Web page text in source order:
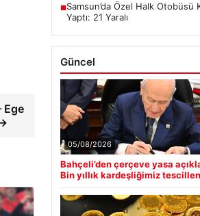
Ege
■Samsun’da Özel Halk Otobüsü
Yaptı: 21 Yaralı
Güncel
05/08/2026
Bahçeli’den çerçeve yasa
Bin yıllık kardeşliğimiz